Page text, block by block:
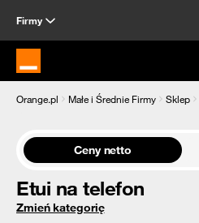
Firmy
Strona główna Orange.pl
Orange.pl Małe i Średnie Firmy Sklep
Ceny netto
Etui na telefon
Zmień kategorię